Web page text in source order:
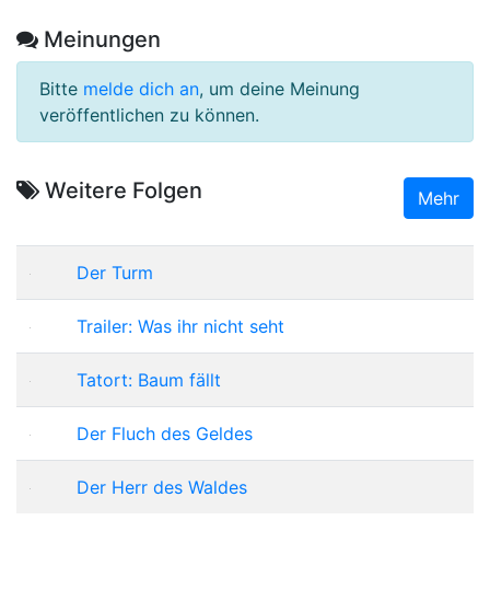
Meinungen
Bitte melde dich an, um deine Meinung
veröffentlichen zu können.
Weitere Folgen Mehr
Der Turm
Trailer: Was ihr nicht seht
Tatort: Baum fällt
Der Fluch des Geldes
Der Herr des Waldes